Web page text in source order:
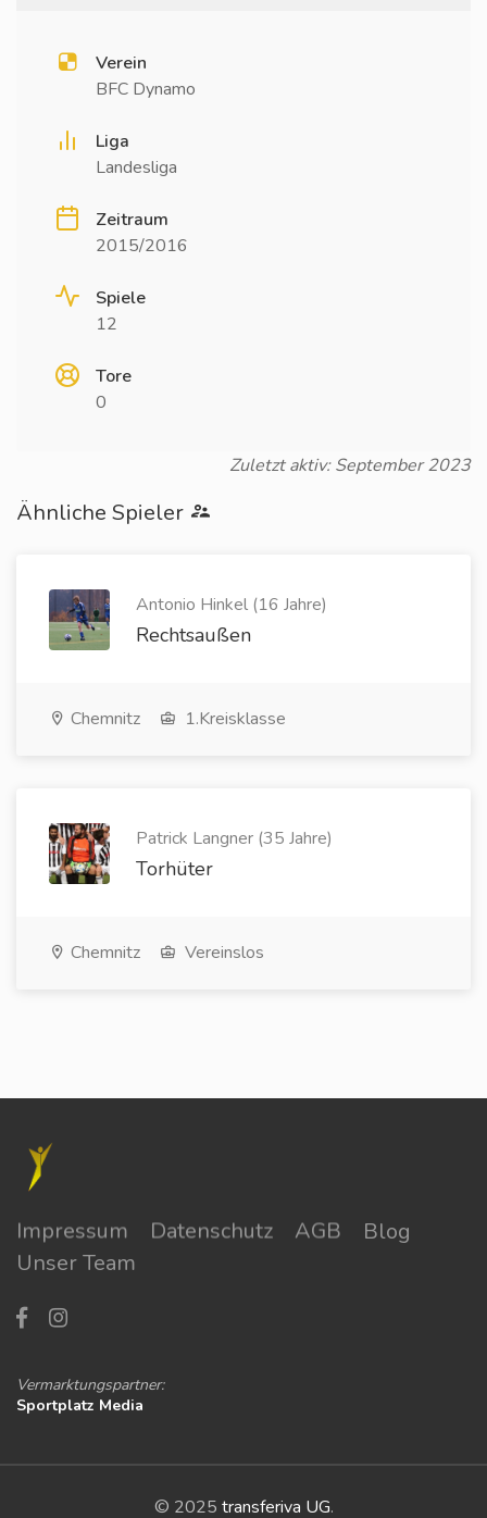
Verein
BFC Dynamo
Liga
Landesliga
Zeitraum
2015/2016
Spiele
12
Tore
0
Zuletzt aktiv: September 2023
Ähnliche Spieler
Antonio Hinkel (16 Jahre)
Rechtsaußen
Chemnitz 1.Kreisklasse
Patrick Langner (35 Jahre)
Torhüter
Chemnitz Vereinslos
Impressum Datenschutz AGB
Blog
Unser Team
Vermarktungspartner:
Sportplatz Media
© 2025 transferiva UG.